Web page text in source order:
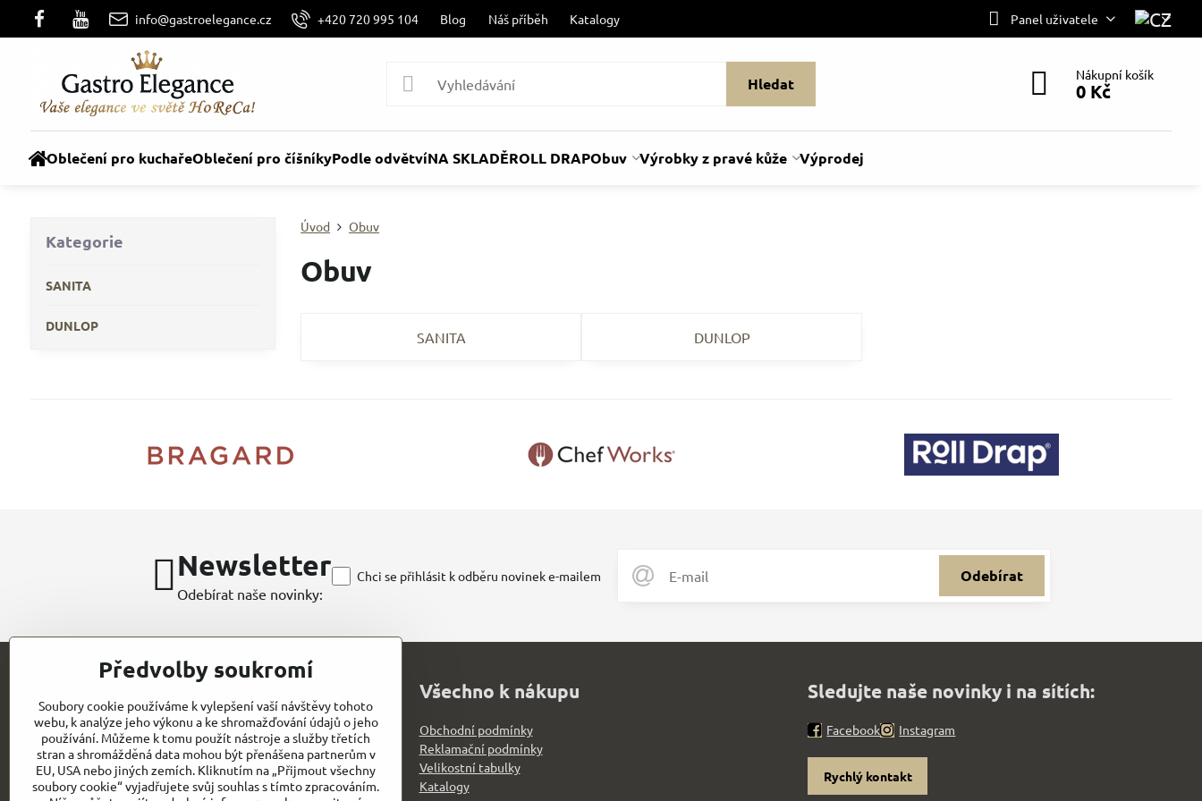
info@gastroelegance.cz +420 720 995 104 Blog Náš příběh Katalogy Panel uživatele
Hledat Nákupní košík
0 Kč
Oblečení pro kuchařeOblečení pro číšníkyPodle odvětvíNA SKLADĚROLL DRAPObuv Výrobky z pravé kůže Výprodej
Úvod Obuv
Obuv
SANITA DUNLOP
Kategorie
SANITA
DUNLOP
Newsletter
Odebírat naše novinky:
Odebírat
Chci se přihlásit k odběru novinek e-mailem
CHEFWORKS / BRAGARD / ROLLDRAP
GASTROELEGANCE s.r.o
Milady Horákové 852/82
IČO: 28258096
DIČ: CZ28258096
Všechno k nákupu
Obchodní podmínky
Reklamační podmínky
Velikostní tabulky
Katalogy
Sledujte naše novinky i na sítích:
Facebook Instagram
Rychlý kontakt
Předvolby soukromí
Soubory cookie používáme k vylepšení vaší návštěvy tohoto
webu, k analýze jeho výkonu a ke shromažďování údajů o jeho
používání. Můžeme k tomu použít nástroje a služby třetích
stran a shromážděná data mohou být přenášena partnerům v
EU, USA nebo jiných zemích. Kliknutím na „Přijmout všechny
soubory cookie“ vyjadřujete svůj souhlas s tímto zpracováním.